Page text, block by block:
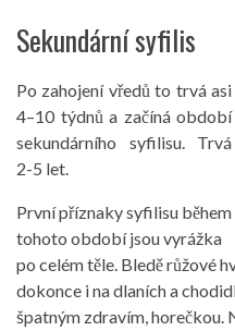
Sekundární syfilis
Po zahojení vředů to trvá asi
4–10 týdnů a začíná období
sekundárního syfilisu. Trvá
2-5 let.
První příznaky syfilisu během
tohoto období jsou vyrážka
po celém těle. Bledě růžové
dokonce i na dlaních a
špatným zdravím, horečkou.